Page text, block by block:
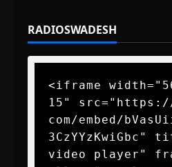
RADIOSWADESH
<iframe
15" src="https://
com/embed/
3CzYYzKwiGbc"
video player"